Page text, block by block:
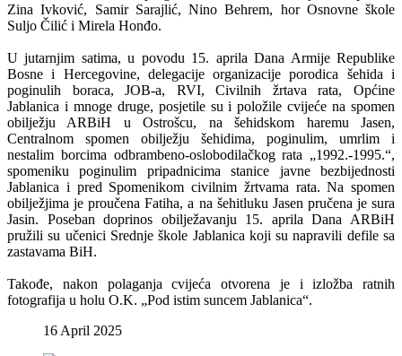
Zina Ivković, Samir Sarajlić, Nino Behrem, hor Osnovne škole
Suljo Čilić i Mirela Honđo.
U jutarnjim satima, u povodu 15. aprila Dana Armije Republike
Bosne i Hercegovine, delegacije organizacije porodica šehida i
poginulih boraca, JOB-a, RVI, Civilnih žrtava rata, Općine
Jablanica i mnoge druge, posjetile su i položile cvijeće na spomen
obilježju ARBiH u Ostrošcu, na šehidskom haremu Jasen,
Centralnom spomen obilježju šehidima, poginulim, umrlim i
nestalim borcima odbrambeno-oslobodilačkog rata „1992.-1995.“,
spomeniku poginulim pripadnicima stanice javne bezbijednosti
Jablanica i pred Spomenikom civilnim žrtvama rata. Na spomen
obilježjima je proučena Fatiha, a na šehitluku Jasen pručena je sura
Jasin. Poseban doprinos obilježavanju 15. aprila Dana ARBiH
pružili su učenici Srednje škole Jablanica koji su napravili defile sa
zastavama BiH.
Takođe, nakon polaganja cvijeća otvorena je i izložba ratnih
fotografija u holu O.K. „Pod istim suncem Jablanica“.
16 April 2025